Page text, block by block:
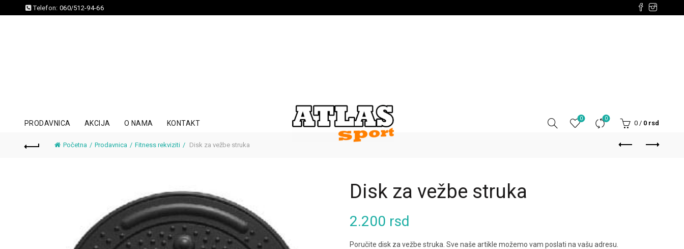
Telefon: 060/512-94-66
PRODAVNICA AKCIJA O NAMA KONTAKT
0 0
0 / 0 rsd
Početna Prodavnica Fitness rekviziti Disk za vežbe struka
Disk za vežbe struka
2.200 rsd
Poručite disk za vežbe struka. Sve naše artikle možemo vam poslati na vašu adresu.